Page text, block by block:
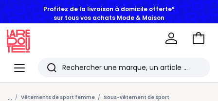
Menu
Redoute
Rechercher
Les
Aller
... Vêtements de sport femme Sous-vêtement de sport